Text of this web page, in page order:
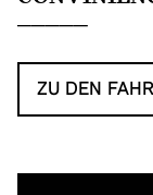
ZU DEN